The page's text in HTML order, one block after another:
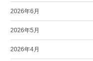
2026年6月
2026年5月
2026年4月